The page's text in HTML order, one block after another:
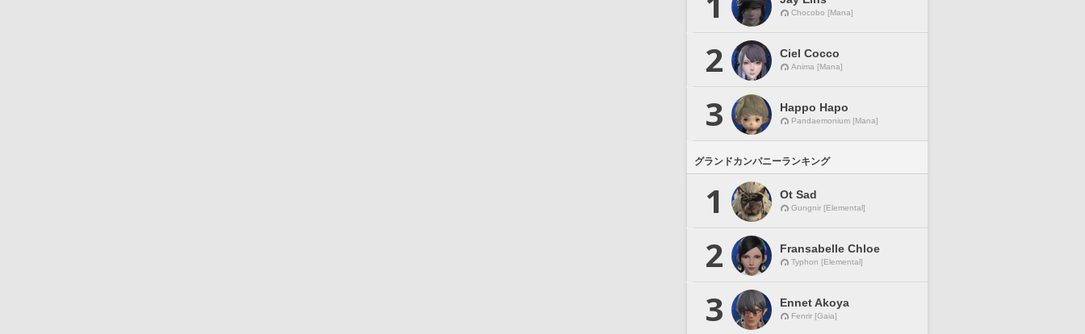
Chocobo [Mana]
2 Ciel Cocco
Anima [Mana]
3 Happo Hapo
Pandaemonium [Mana]
グランドカンパニーランキング
1 Ot Sad
Gungnir [Elemental]
2 Fransabelle Chloe
Typhon [Elemental]
3 Ennet Akoya
Fenrir [Gaia]